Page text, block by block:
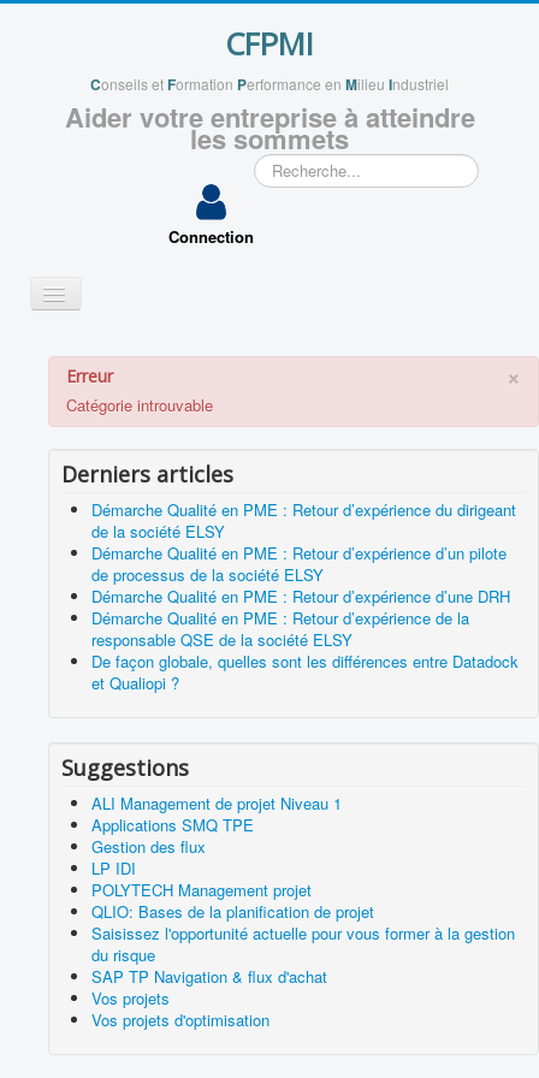
CFPMI
Conseils etFormation Performance en Milieu Industriel
Aider votre entreprise à atteindre
les sommets
Rechercher
Connection
Basculer
la
QUI SOMMES NOUS ?
APPLICATIONS
VOUS ACCOMPAGNER
ENSEIGNEMENTS
PUBLICATIONS
PRODUITS & SERVICES ASSOCIES
Vous êtes ici :
×
Erreur
Catégorie introuvable
Derniers articles
Démarche Qualité en PME : Retour d’expérience du dirigeant
de la société ELSY
Démarche Qualité en PME : Retour d’expérience d’un pilote
de processus de la société ELSY
Démarche Qualité en PME : Retour d’expérience d’une DRH
Démarche Qualité en PME : Retour d’expérience de la
responsable QSE de la société ELSY
De façon globale, quelles sont les différences entre Datadock
et Qualiopi ?
Suggestions
ALI Management de projet Niveau 1
Applications SMQ TPE
Gestion des flux
LP IDI
POLYTECH Management projet
QLIO: Bases de la planification de projet
Saisissez l'opportunité actuelle pour vous former à la gestion
du risque
SAP TP Navigation & flux d'achat
Vos projets
Vos projets d'optimisation